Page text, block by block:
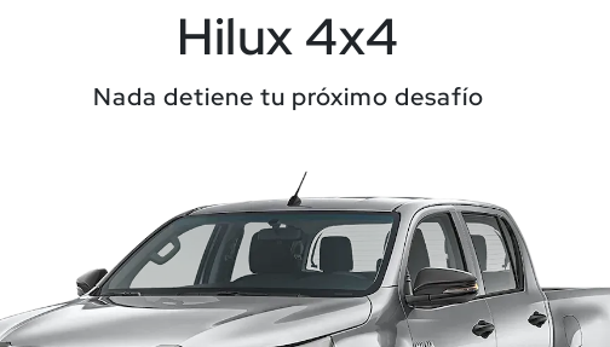
Hilux 4x4
Nada detiene tu próximo desafío